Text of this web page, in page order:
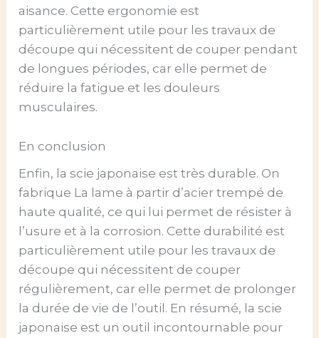
aisance. Cette ergonomie est
particulièrement utile pour les travaux de
découpe qui nécessitent de couper pendant
de longues périodes, car elle permet de
réduire la fatigue et les douleurs
musculaires.
En conclusion
Enfin, la scie japonaise est très durable. On
fabrique La lame à partir d’acier trempé de
haute qualité, ce qui lui permet de résister à
l’usure et à la corrosion. Cette durabilité est
particulièrement utile pour les travaux de
découpe qui nécessitent de couper
régulièrement, car elle permet de prolonger
la durée de vie de l’outil. En résumé, la scie
japonaise est un outil incontournable pour